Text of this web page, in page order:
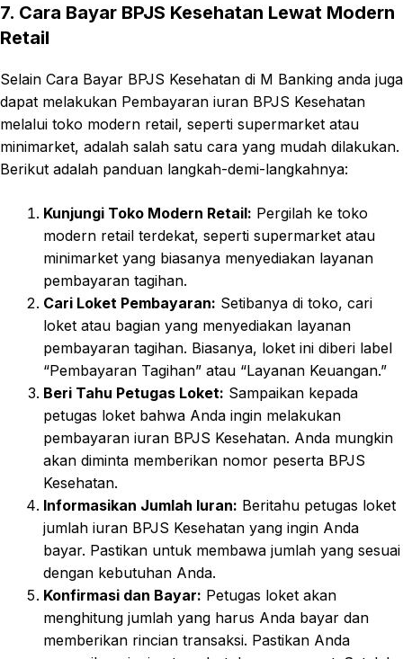
7. Cara Bayar BPJS Kesehatan Lewat Modern
Retail
Selain Cara Bayar BPJS Kesehatan di M Banking anda juga
dapat melakukan Pembayaran iuran BPJS Kesehatan
melalui toko modern retail, seperti supermarket atau
minimarket, adalah salah satu cara yang mudah dilakukan.
Berikut adalah panduan langkah-demi-langkahnya:
Kunjungi Toko Modern Retail: Pergilah ke toko
modern retail terdekat, seperti supermarket atau
minimarket yang biasanya menyediakan layanan
pembayaran tagihan.
Cari Loket Pembayaran: Setibanya di toko, cari
loket atau bagian yang menyediakan layanan
pembayaran tagihan. Biasanya, loket ini diberi label
“Pembayaran Tagihan” atau “Layanan Keuangan.”
Beri Tahu Petugas Loket: Sampaikan kepada
petugas loket bahwa Anda ingin melakukan
pembayaran iuran BPJS Kesehatan. Anda mungkin
akan diminta memberikan nomor peserta BPJS
Kesehatan.
Informasikan Jumlah Iuran: Beritahu petugas loket
jumlah iuran BPJS Kesehatan yang ingin Anda
bayar. Pastikan untuk membawa jumlah yang sesuai
dengan kebutuhan Anda.
Konfirmasi dan Bayar: Petugas loket akan
menghitung jumlah yang harus Anda bayar dan
memberikan rincian transaksi. Pastikan Anda